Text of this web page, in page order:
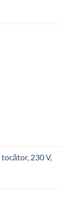
230 V,